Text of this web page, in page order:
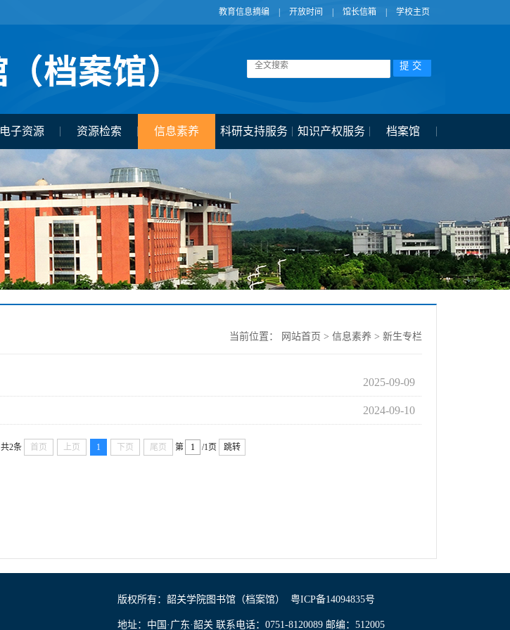
教育信息摘编 开放时间 馆长信箱 学校主页
电子资源 资源检索 信息素养 科研支持服务 知识产权服务 档案馆
当前位置： 网站首页 > 信息素养 > 新生专栏
2025-09-09
2024-09-10
共2条 首页 上页 1 下页 尾页 第 /1页 跳转
版权所有：韶关学院图书馆（档案馆） 粤ICP备14094835号
地址：中国·广东·韶关 联系电话：0751-8120089 邮编：512005